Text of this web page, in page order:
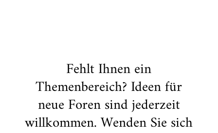
Fehlt Ihnen ein
Themenbereich? Ideen für
neue Foren sind jederzeit
willkommen. Wenden Sie sich